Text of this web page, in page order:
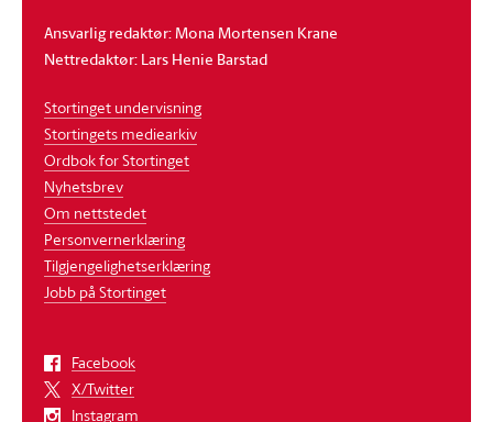
Ansvarlig redaktør: Mona Mortensen Krane
Nettredaktør: Lars Henie Barstad
Stortinget undervisning
Stortingets mediearkiv
Ordbok for Stortinget
Nyhetsbrev
Om nettstedet
Personvernerklæring
Tilgjengelighetserklæring
Jobb på Stortinget
Facebook
X/Twitter
Instagram